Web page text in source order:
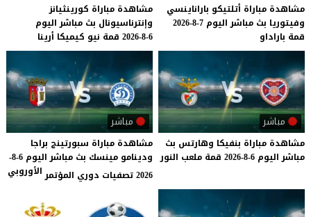
مشاهدة مباراة أتلتيكو باراناينسي
وفيتوريا بث مباشر اليوم 7-8-2026
قمة باراداو
مشاهدة مباراة كورينثيانز
وإنترناسيونال بث مباشر اليوم
6-8-2026
قمة نيو كيميكا أرينا
مباشر
مشاهدة مباراة بنفيكا وهارتس بث
مباشر اليوم 6-8-2026 قمة ملعب النور
مباشر
مشاهدة مباراة سبورتينج براجا
ودينامو مينسك بث مباشر اليوم 6-8-
2026 تصفيات دوري المؤتمر
الأوروبي